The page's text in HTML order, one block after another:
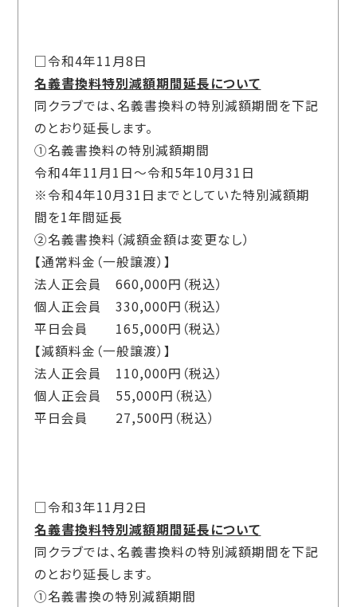
□令和4年11月8日
名義書換料特別減額期間延長について
同クラブでは、名義書換料の特別減額期間を下記
のとおり延長します。
①名義書換料の特別減額期間
令和4年11月1日～令和5年10月31日
※令和4年10月31日までとしていた特別減額期
間を1年間延長
②名義書換料（減額金額は変更なし）
【通常料金（一般譲渡）】
法人正会員 660,000円（税込）
個人正会員 330,000円（税込）
平日会員 165,000円（税込）
【減額料金（一般譲渡）】
法人正会員 110,000円（税込）
個人正会員 55,000円（税込）
平日会員 27,500円（税込）
□令和3年11月2日
名義書換料特別減額期間延長について
同クラブでは、名義書換料の特別減額期間を下記
のとおり延長します。
①名義書換の特別減額期間